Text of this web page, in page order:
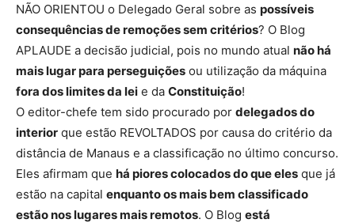
NÃO ORIENTOU o Delegado Geral sobre as possíveis
consequências de remoções sem critérios? O Blog
APLAUDE a decisão judicial, pois no mundo atual não há
mais lugar para perseguições ou utilização da máquina
fora dos limites da lei e da Constituição!
O editor-chefe tem sido procurado por delegados do
interior que estão REVOLTADOS por causa do critério da
distância de Manaus e a classificação no último concurso.
Eles afirmam que há piores colocados do que eles que já
estão na capital enquanto os mais bem classificado
estão nos lugares mais remotos. O Blog está